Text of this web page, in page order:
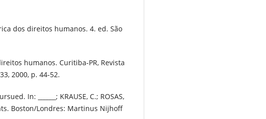
dos direitos humanos. 4. ed. São
humanos. Curitiba-PR, Revista
2000, p. 44-52.
In: ______; KRAUSE, C.; ROSAS,
Boston/Londres: Martinus Nijhoff